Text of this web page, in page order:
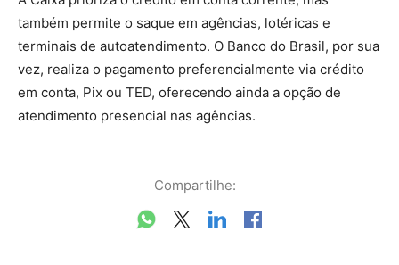
também permite o saque em agências, lotéricas e
terminais de autoatendimento. O Banco do Brasil, por sua
vez, realiza o pagamento preferencialmente via crédito
em conta, Pix ou TED, oferecendo ainda a opção de
atendimento presencial nas agências.
Compartilhe: